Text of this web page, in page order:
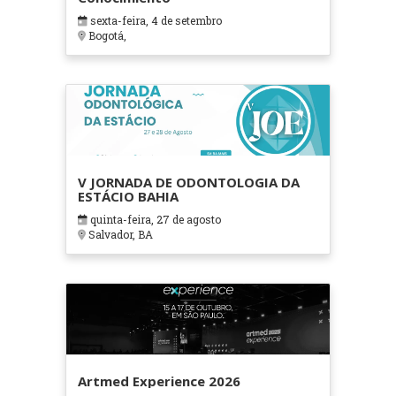
sexta-feira, 4 de setembro
Bogotá,
V JORNADA DE ODONTOLOGIA DA
ESTÁCIO BAHIA
quinta-feira, 27 de agosto
Salvador, BA
Artmed Experience 2026